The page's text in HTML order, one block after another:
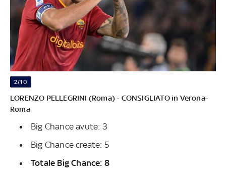
2/10
LORENZO PELLEGRINI (Roma) - CONSIGLIATO in Verona-
Roma
Big Chance avute: 3
Big Chance create: 5
Totale Big Chance: 8